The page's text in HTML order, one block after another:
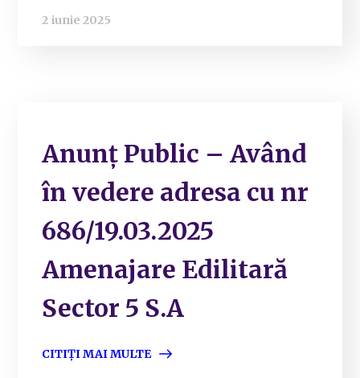
2 iunie 2025
Anunț Public – Având
în vedere adresa cu nr
686/19.03.2025
Amenajare Edilitară
Sector 5 S.A
CITIȚI MAI MULTE